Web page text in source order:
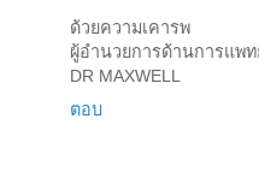
ด้วยความเคารพ
ผู้อำนวยการด้านการแพท
DR MAXWELL
ตอบ